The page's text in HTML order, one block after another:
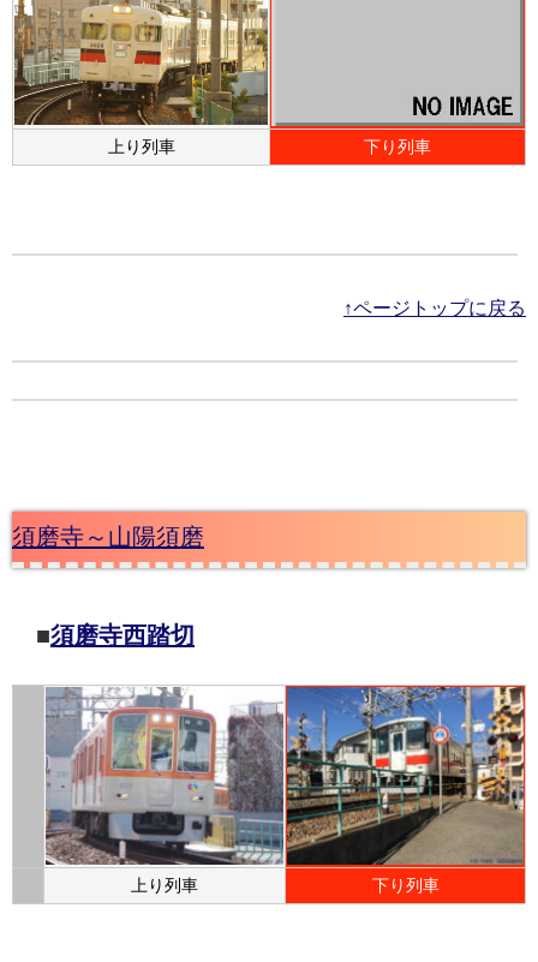
上り列車 下り列車
↑ページトップに戻る
須磨寺～山陽須磨
■須磨寺西踏切
上り列車 下り列車